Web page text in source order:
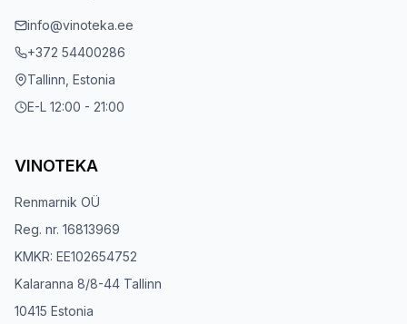
info@vinoteka.ee
+372 54400286
Tallinn, Estonia
E-L 12:00 - 21:00
VINOTEKA
Renmarnik OÜ
Reg. nr. 16813969
KMKR: EE102654752
Kalaranna 8/8-44 Tallinn
10415 Estonia